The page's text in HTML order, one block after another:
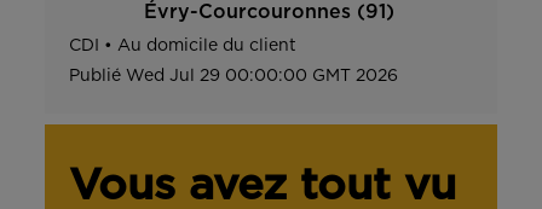
Évry-Courcouronnes (91)
CDI • Au domicile du client
Publié Wed Jul 29 00:00:00 GMT 2026
Vous avez tout vu